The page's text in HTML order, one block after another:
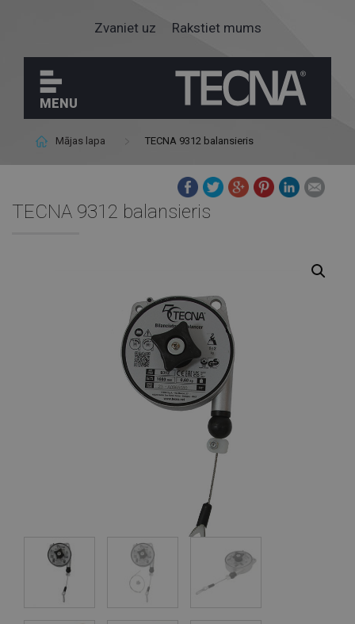
Zvaniet uz Rakstiet mums
MENU
Mājas lapa TECNA 9312 balansieris
TECNA 9312 balansieris